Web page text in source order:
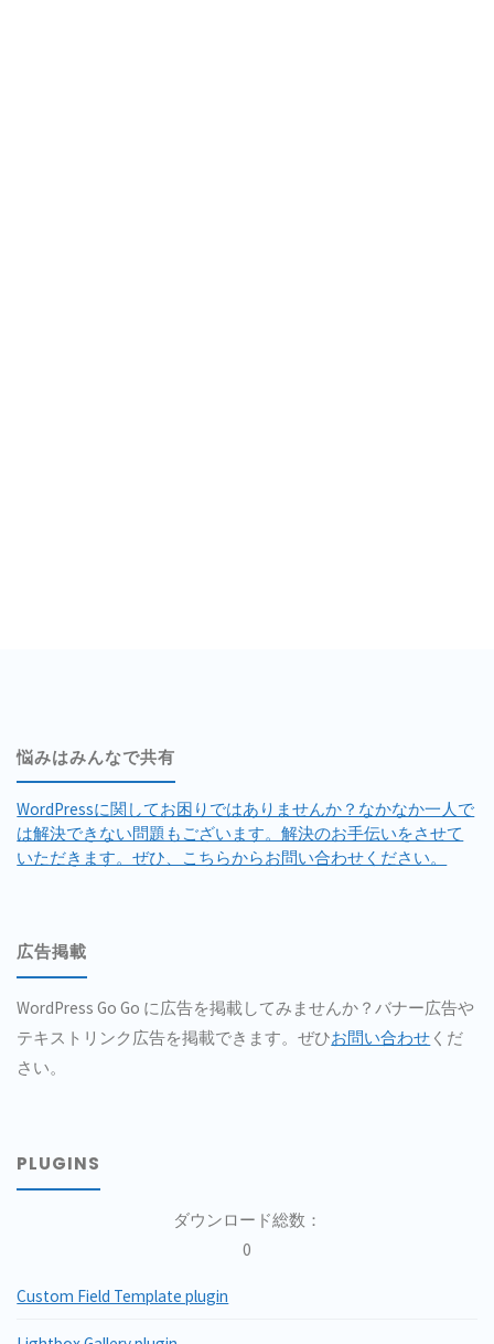
悩みはみんなで共有
WordPressに関してお困りではありませんか？なかなか一人で
は解決できない問題もございます。解決のお手伝いをさせて
いただきます。ぜひ、こちらからお問い合わせください。
広告掲載
WordPress Go Go に広告を掲載してみませんか？バナー広告や
テキストリンク広告を掲載できます。ぜひお問い合わせ くだ
さい。
PLUGINS
ダウンロード総数：
0
Custom Field Template plugin